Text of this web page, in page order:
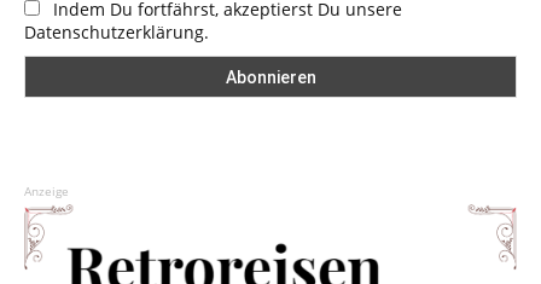
Indem Du fortfährst, akzeptierst Du unsere
Datenschutzerklärung.
Anzeige